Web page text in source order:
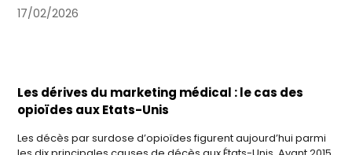
17/02/2026
Les dérives du marketing médical : le cas des
opioïdes aux Etats-Unis
Les décès par surdose d’opioïdes figurent aujourd’hui parmi